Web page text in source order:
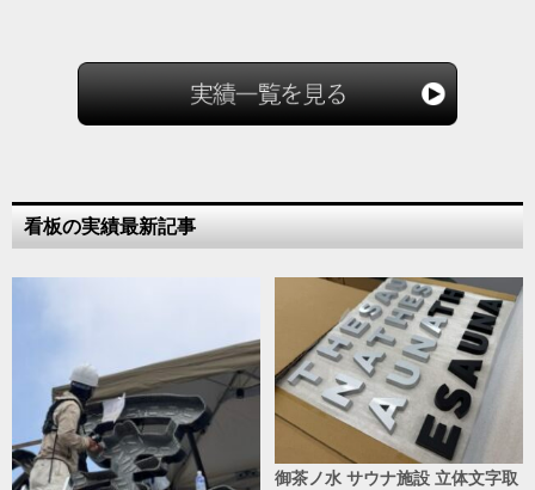
看板の実績最新記事
御茶ノ水 サウナ施設 立体文字取